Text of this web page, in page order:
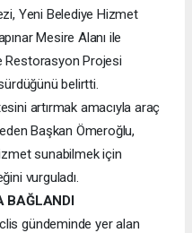
Yeni Belediye Hizmet
Mesire Alanı ile
Restorasyon Projesi
belirtti.
artırmak amacıyla araç
Başkan Ömeroğlu,
sunabilmek için
vurguladı.
BAĞLANDI
gündeminde yer alan